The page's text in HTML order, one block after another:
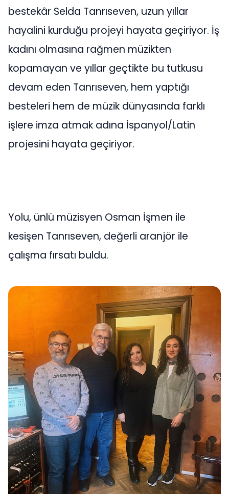
bestekâr Selda Tanrıseven, uzun yıllar
hayalini kurduğu projeyi hayata geçiriyor. İş
kadını olmasına rağmen müzikten
kopamayan ve yıllar geçtikte bu tutkusu
devam eden Tanrıseven, hem yaptığı
besteleri hem de müzik dünyasında farklı
işlere imza atmak adına İspanyol/Latin
projesini hayata geçiriyor.
Yolu, ünlü müzisyen Osman İşmen ile
kesişen Tanrıseven, değerli aranjör ile
çalışma fırsatı buldu.